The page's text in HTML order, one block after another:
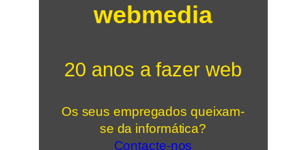
webmedia
20 anos a fazer web
Os seus empregados queixam-
se da informática?
Contacte-nos